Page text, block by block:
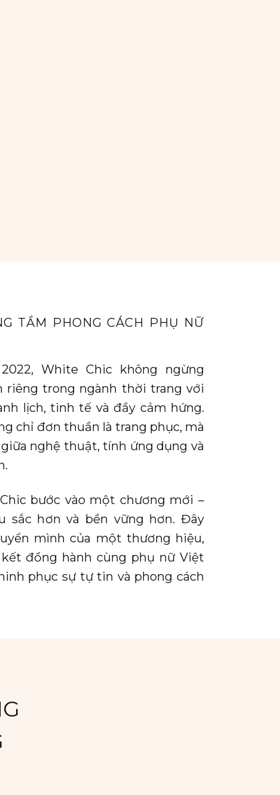
TẦM PHONG CÁCH PHỤ NỮ
White Chic không ngừng
riêng trong ngành thời trang với
lịch, tinh tế và đầy cảm hứng.
chỉ đơn thuần là trang phục, mà
nghệ thuật, tính ứng dụng và
bước vào một chương mới –
sắc hơn và bền vững hơn. Đây
mình của một thương hiệu,
đồng hành cùng phụ nữ Việt
phục sự tự tin và phong cách